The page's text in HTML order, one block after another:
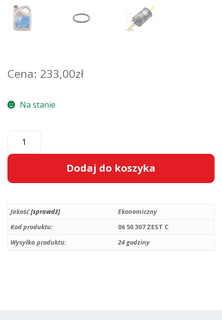
233,00zł
Na stanie
Zestaw
filtrów
olej
5L
+
korka
Dodaj do koszyka
t
e
Jakość[sprawdź]
Ekonomiczny
Kod produktu:
06 50 307 ZEST C
Wysyłka produktu:
24 godziny